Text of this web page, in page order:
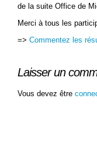
de la suite Office de
Merci à tous les
=> Commentez les
Laisser un
Vous devez être